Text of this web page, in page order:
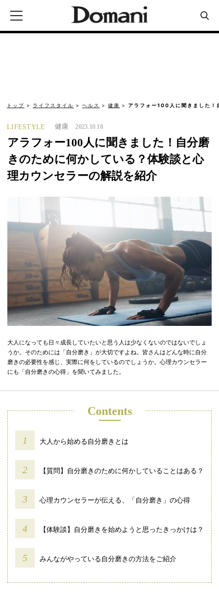
トップ ライフスタイル ヘルス 健康 アラフォー100人に聞きました
LIFESTYLE 健康 2023.10.18
アラフォー100人に聞きました！自分磨
きのために何かしている？体験談と心
理カウンセラーの解説を紹介
大人になっても日々成長していたいと思う人は少なくないのではないでしょ
うか。そのためには「自分磨き」が大切ですよね。皆さんはどんな時に自分
磨きの必要性を感じ、実際に何をしているのでしょうか。心理カウンセラー
にも「自分磨きの心得」を聞いてみました。
Contents
大人から始める自分磨きとは
【質問】自分磨きのために何かしていることはある？
心理カウンセラーが伝える、「自分磨き」の心得
【体験談】自分磨きを始めようと思ったきっかけは？
みんながやっている自分磨きの方法をご紹介